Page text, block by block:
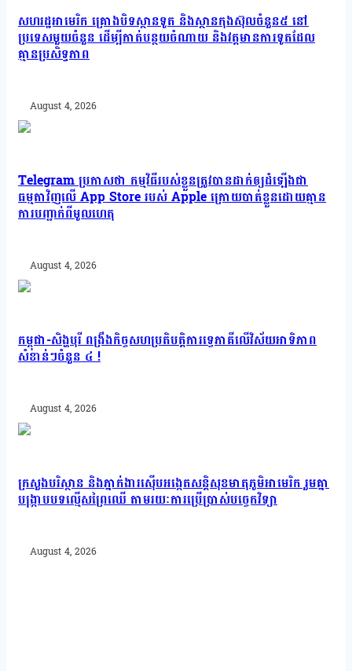
សហរដ្ឋអាមេរិក គ្រោងបិទស្ថានទូត និងស្ថានកុងស៊ុលចំនួន៥ នៅ
ប្រទេសមួយចំនួន ដើម្បីកាត់បន្ថយចំណាយ និងវត្តមានការទូតដែល
គ្មានប្រសិទ្ធភាព
August 4, 2026
Telegram ប្រកាសថា កម្មវិធីរបស់ខ្លួនត្រូវបានដាក់ឲ្យដំឡើងជា
ធម្មតាវិញលើ App Store របស់ Apple ក្រោយបាត់ខ្លួនដោយគ្មាន
ការបញ្ជាក់ពីមូលហេតុ
August 4, 2026
កម្ពុជា-សិង្ហបុរី ពង្រឹងកិច្ចសហប្រតិបត្តិការទ្វេភាគីលើវិស័យអាទិភាព
សំខាន់ៗចំនួន ៤ !
August 4, 2026
ក្រសួងបរិស្ថាន និងភ្នាក់ងារស៊ើបអង្កេតសន្តិសុខមាតុភូមិអាមេរិក រួមគ្នា
បង្រ្កាបបទល្មើសព្រៃឈើ តាមរយៈការប្រើប្រាស់បច្ចេកវិទ្យា
August 4, 2026